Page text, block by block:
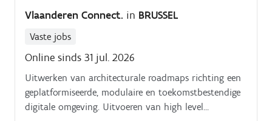
Vlaanderen Connect. in BRUSSEL
Vaste jobs
Online sinds 31 jul. 2026
Uitwerken van architecturale roadmaps richting een
geplatformiseerde, modulaire en toekomstbestendige
digitale omgeving. Uitvoeren van high level